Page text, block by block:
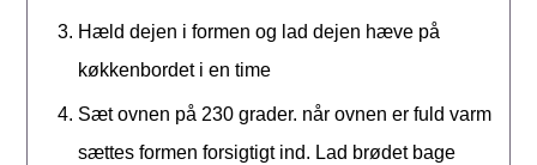
Hæld dejen i formen og lad dejen hæve på
køkkenbordet i en time
Sæt ovnen på 230 grader. når ovnen er fuld varm
sættes formen forsigtigt ind. Lad brødet bage